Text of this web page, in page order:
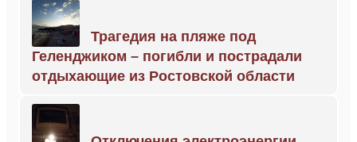
Трагедия на пляже под
Геленджиком – погибли и пострадали
отдыхающие из Ростовской области